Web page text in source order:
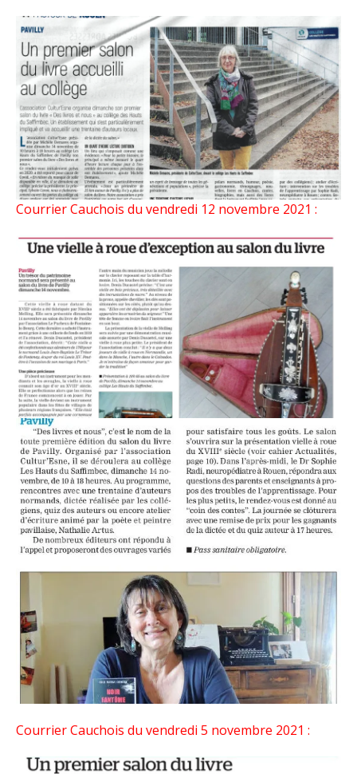
Courrier Cauchois du vendredi 12 novembre 2021 :
Courrier Cauchois du vendredi 5 novembre 2021 :